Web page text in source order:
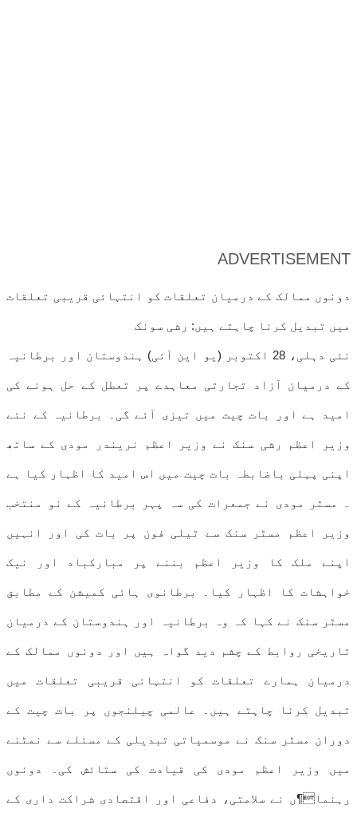
ADVERTISEMENT
دونوں ممالک کے درمیان تعلقات کو انتہائی قریبی تعلقات
میں تبدیل کرنا چاہتے ہیں: رشی سونک
نئی دہلی، 28 اکتوبر (یو این آئی) ہندوستان اور برطانیہ
کے درمیان آزاد تجارتی معاہدے پر تعطل کے حل ہونے کی
امید ہے اور بات چیت میں تیزی آئے گی۔ برطانیہ کے نئے
وزیر اعظم رشی سنک نے وزیر اعظم نریندر مودی کے ساتھ
اپنی پہلی باضابطہ بات چیت میں اس امید کا اظہار کیا ہے
۔ مسٹر مودی نے جمعرات کی سہ پہر برطانیہ کے نو منتخب
وزیر اعظم مسٹر سنک سے ٹیلی فون پر بات کی اور انہیں
اپنے ملک کا وزیر اعظم بننے پر مبارکباد اور نیک
خواہشات کا اظہار کیا۔ برطانوی ہائی کمیشن کے مطابق
مسٹر سنک نے کہا کہ وہ برطانیہ اور ہندوستان کے درمیان
تاریخی روابط کے چشم دید گواہ ہیں اور دونوں ممالک کے
درمیان ہمارے تعلقات کو انتہائی قریبی تعلقات میں
تبدیل کرنا چاہتے ہیں۔ عالمی چیلنجوں پر بات چیت کے
دوران مسٹر سنک نے موسمیاتی تبدیلی کے مسئلے سے نمٹنے
میں وزیر اعظم مودی کی قیادت کی ستائش کی۔ دونوں
رہنما¶ں نے سلامتی، دفاعی اور اقتصادی شراکت داری کے